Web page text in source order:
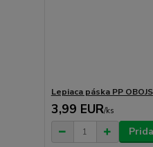
Lepiaca páska PP
3,99 EUR/ks